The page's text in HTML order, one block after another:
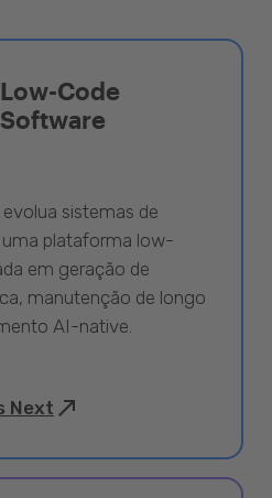
Code
sistemas de
plataforma low-
em geração de
manutenção de longo
AI-native.
Next